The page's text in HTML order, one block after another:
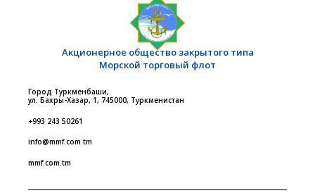
Акционерное общество закрытого типа
Морской торговый флот
Город Туркменбаши,
ул. Бахры-Хазар, 1, 745000, Туркменистан
+993 243 50261
info@mmf.com.tm
mmf.com.tm